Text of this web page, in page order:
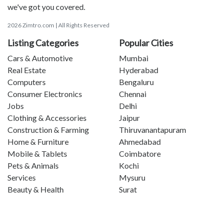
we've got you covered.
2026 Zimtro.com | All Rights Reserved
Listing Categories
Cars & Automotive
Real Estate
Computers
Consumer Electronics
Jobs
Clothing & Accessories
Construction & Farming
Home & Furniture
Mobile & Tablets
Pets & Animals
Services
Beauty & Health
Popular Cities
Mumbai
Hyderabad
Bengaluru
Chennai
Delhi
Jaipur
Thiruvanantapuram
Ahmedabad
Coimbatore
Kochi
Mysuru
Surat